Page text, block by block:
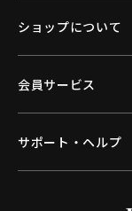
ショップについて
会員サービス
サポート・ヘルプ